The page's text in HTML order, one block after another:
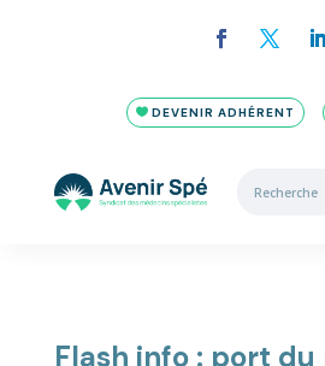
DEVENIR ADHÉRENT
Flash info : port du